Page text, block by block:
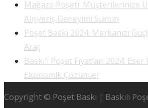
Mağaza Poşeti: Müşterilerinize
Alışveriş Deneyimi Sunun
Poşet Baskı 2024: Markanızı
Araç
Baskılı Poşet Fiyatları 2024:
Ekonomik Çözümler
Copyright © Poşet Baskı | Baskılı